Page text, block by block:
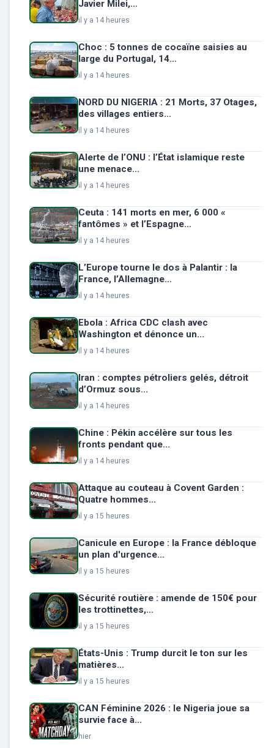
Javier Milei,...
il y a 14 heures
Choc : 5 tonnes de cocaïne saisies au
large du Portugal, 14...
il y a 14 heures
NORD DU NIGERIA : 21 Morts, 37 Otages,
des villages entiers...
il y a 14 heures
Alerte de l’ONU : l’État islamique reste
une menace...
il y a 14 heures
Ceuta : 141 morts en mer, 6 000 «
fantômes » et l’Espagne...
il y a 14 heures
L’Europe tourne le dos à Palantir : la
France, l’Allemagne...
il y a 14 heures
Ebola : Africa CDC clash avec
Washington et dénonce un...
il y a 14 heures
Iran : comptes pétroliers gelés, détroit
d’Ormuz sous...
il y a 14 heures
Chine : Pékin accélère sur tous les
fronts pendant que...
il y a 14 heures
Attaque au couteau à Covent Garden :
Quatre hommes...
il y a 15 heures
Canicule en Europe : la France débloque
un plan d'urgence...
il y a 15 heures
Sécurité routière : amende de 150€ pour
les trottinettes,...
il y a 15 heures
États-Unis : Trump durcit le ton sur les
matières...
il y a 15 heures
CAN Féminine 2026 : le Nigeria joue sa
survie face à...
hier